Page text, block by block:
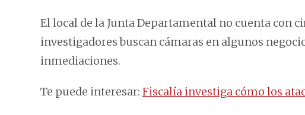
El local de la Junta Departamental no cuenta con
investigadores buscan cámaras en algunos
inmediaciones.
Te puede interesar: Fiscalía investiga cómo los